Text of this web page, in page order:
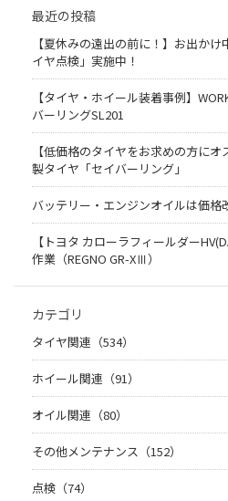
最近の投稿
【夏休みの遠出の前に！】お出か
イヤ点検」実施中！
【タイヤ・ホイール装着事例】
バーリングSL201
【低価格のタイヤをお求めの方に
製タイヤ「セイバーリング」
バッテリー・エンジンオイルは価格
【トヨタ カローラフィールダー
作業（REGNO GR-XⅢ）
カテゴリ
タイヤ関連（534）
ホイール関連（91）
オイル関連（80）
その他メンテナンス（152）
点検（74）